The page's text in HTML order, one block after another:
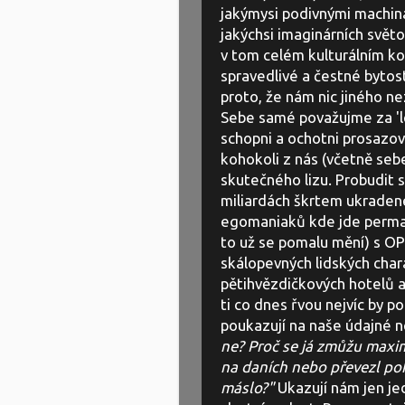
jakýmysi podivnými
jakýchsi imaginárních
v tom celém kulturálním
spravedlivé a čestné
proto, že nám nic jiného
Sebe samé považujme za
schopni a ochotni
kohokoli z nás (včetně
skutečného lizu. Probudit
miliardách škrtem
egomaniaků kde jde
to už se pomalu mění) s
skálopevných lidských
pětihvězdičkových hotelů
ti co dnes řvou nejvíc by
poukazují na naše údajné
ne? Proč se já zmůžu
na daních nebo převezl
máslo?"Ukazují nám jen